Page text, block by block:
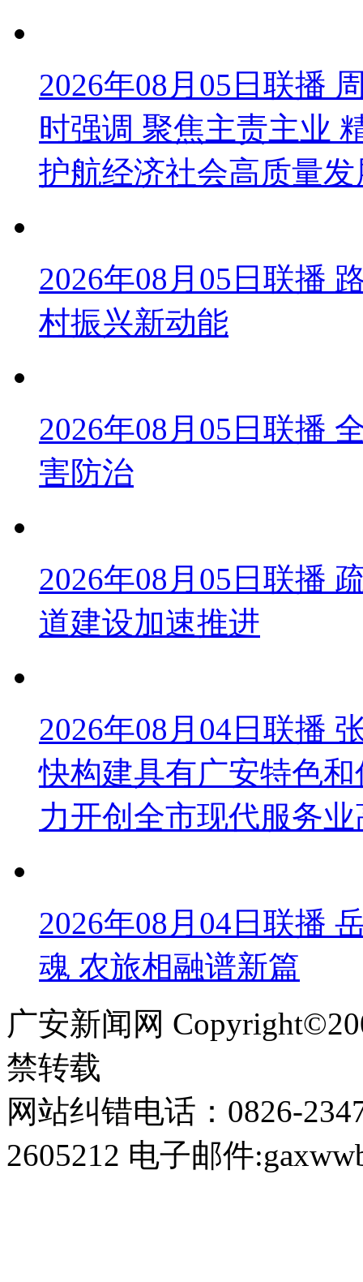
2026年08月05日联播
时强调 聚焦主责主业
护航经济社会高质量发
2026年08月05日联播
村振兴新动能
2026年08月05日联播
害防治
2026年08月05日联播
道建设加速推进
2026年08月04日联播
快构建具有广安特色
力开创全市现代服务
2026年08月04日联播
魂 农旅相融谱新篇
广安新闻网
禁转载
网站纠错电话：0826-
2605212 电子邮件